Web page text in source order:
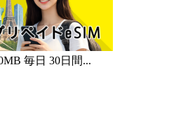
毎日 30日間...